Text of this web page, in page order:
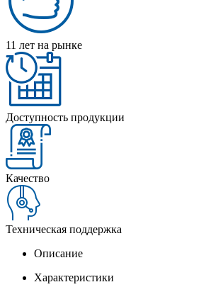
11 лет на рынке
Доступность продукции
Качество
Техническая поддержка
Описание
Характеристики